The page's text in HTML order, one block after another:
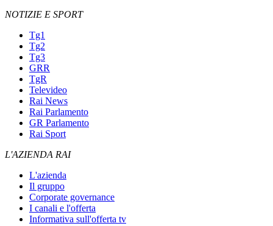
NOTIZIE E SPORT
Tg1
Tg2
Tg3
GRR
TgR
Televideo
Rai News
Rai Parlamento
GR Parlamento
Rai Sport
L'AZIENDA RAI
L'azienda
Il gruppo
Corporate governance
I canali e l'offerta
Informativa sull'offerta tv